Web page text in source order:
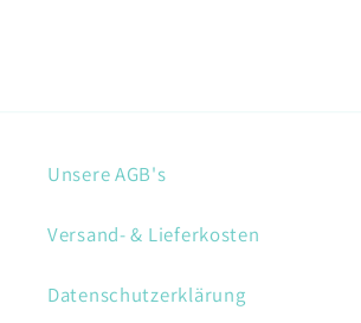
Unsere AGB's
Versand- & Lieferkosten
Datenschutzerklärung